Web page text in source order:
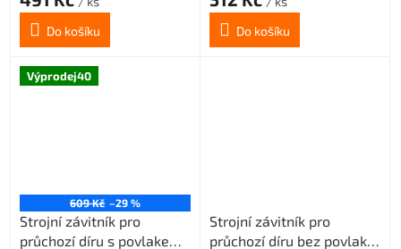
Do košíku
Do košíku
Výprodej40
609 Kč –29 %
Strojní závitník pro
průchozí díru s povlakem
Strojní závitník pro
průchozí díru bez povlaku